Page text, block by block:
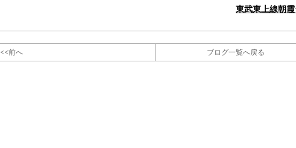
東武東上線朝
<<前へ ブログ一覧へ戻る